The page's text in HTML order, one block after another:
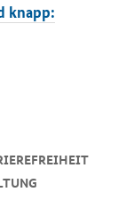
knapp: